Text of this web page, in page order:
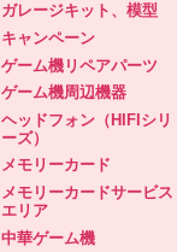
ガレージキット、模型
キャンペーン
ゲーム機リペアパーツ
ゲーム機周辺機器
ヘッドフォン（HIFIシリ
ーズ）
メモリーカード
メモリーカードサービス
エリア
中華ゲーム機